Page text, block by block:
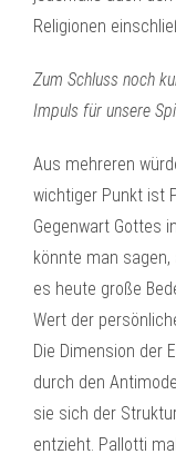
Religionen
Zum Schluss noch
Impuls für unsere
Aus mehreren
wichtiger Punkt ist
Gegenwart Gottes
könnte man
es heute große
Wert der
Die Dimension der
durch den
sie sich der
entzieht. Pallotti